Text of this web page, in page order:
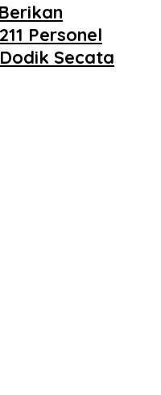
Personel
Secata